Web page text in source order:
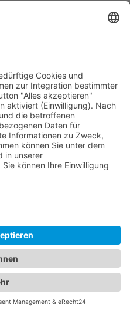
Dienstleistungen.
oder selbst als
Informationsquelle
Schauen Sie
Schlüsseldienst
zu erhalten.
finden!